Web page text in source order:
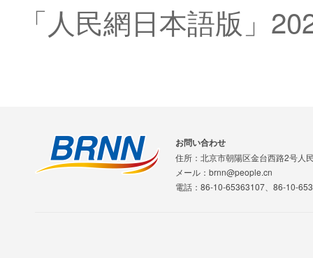
「人民網日本語版」
お問い合わせ
住所：北京市朝陽区金台西路2号人
メール：brnn@people.cn
電話：86-10-65363107、86-10-